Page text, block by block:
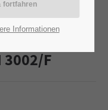
F
Informationen